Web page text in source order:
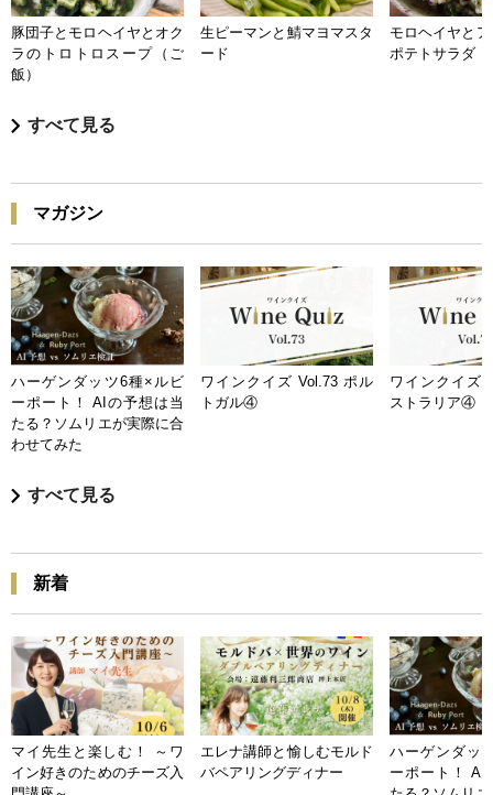
豚団子とモロヘイヤとオク
ラのトロトロスープ（ご
飯）
生ピーマンと鯖マヨマスタ
ード
モロヘイヤと
ポテトサラダ
すべて見る
マガジン
ハーゲンダッツ6種×ルビ
ーポート！ AIの予想は当
たる？ソムリエが実際に合
わせてみた
ワインクイズ Vol.73 ポル
トガル④
ワインクイズ
ストラリア④
すべて見る
新着
マイ先生と楽しむ！ ～ワ
イン好きのためのチーズ入
エレナ講師と愉しむモルド
バペアリングディナー
ハーゲンダッ
ーポート！ AI